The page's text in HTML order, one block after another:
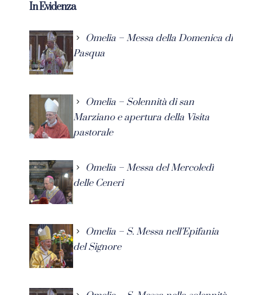
In Evidenza
Omelia – Messa della Domenica di
Pasqua
Omelia – Solennità di san
Marziano e apertura della Visita
pastorale
Omelia – Messa del Mercoledì
delle Ceneri
Omelia – S. Messa nell’Epifania
del Signore